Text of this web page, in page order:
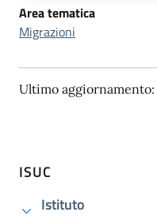
Area tematica
Migrazioni
Ultimo aggiornamento:
ISUC
Istituto